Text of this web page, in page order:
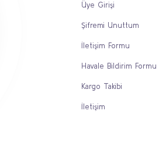
Üye Girişi
Şifremi Unuttum
İletişim Formu
Havale Bildirim Formu
Kargo Takibi
İletişim